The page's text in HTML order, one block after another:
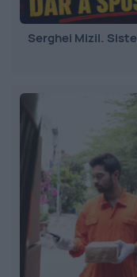
Serghei Mizil.